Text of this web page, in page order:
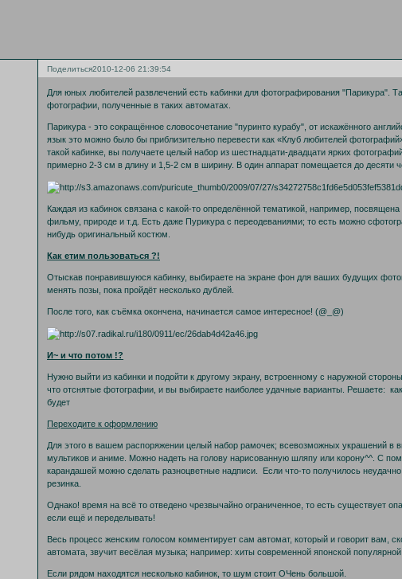
Поделиться2010-12-06 21:39:54
Для юных любителей развлечений есть кабинки для фотографирования "Парикура".
фотографии, полученные в таких автоматах.
Парикура - это сокращённое словосочетание "пуринто курабу", от искажённого
язык это можно было бы приблизительно перевести как «Клуб любителей
такой кабинке, вы получаете целый набор из шестнадцати-двадцати ярких
примерно 2-3 см в длину и 1,5-2 см в ширину. В один аппарат помещается до десяти
Каждая из кабинок связана с какой-то определённой тематикой, например,
фильму, природе и т.д. Есть даже Пурикура с переодеваниями; то есть можно
нибудь оригинальный костюм.
Как етим пользоваться ?!
Отыскав понравившуюся кабинку, выбираете на экране фон для ваших будущих
менять позы, пока пройдёт несколько дублей.
После того, как съёмка окончена, начинается самое интересное! (@_@)
И~ и что потом !?
Нужно выйти из кабинки и подойти к другому экрану, встроенному с наружной
что отснятые фотографии, и вы выбираете наиболее удачные варианты. Решаете:
будет
Переходите к оформлению
Для этого в вашем распоряжении целый набор рамочек; всевозможных украшений в
мультиков и аниме. Можно надеть на голову нарисованную шляпу или корону^^. С
карандашей можно сделать разноцветные надписи. Если что-то получилось
резинка.
Однако! время на всё то отведено чрезвычайно ограниченное, то есть существует
если ещё и переделывать!
Весь процесс женским голосом комментирует сам автомат, который и говорит вам,
автомата, звучит весёлая музыка; например: хиты современной японской
Если рядом находятся несколько кабинок, то шум стоит ОЧень большой.